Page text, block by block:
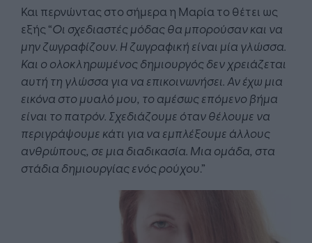
Και περνώντας στο σήμερα η Μαρία το θέτει ως
εξής “Οι σχεδιαστές μόδας θα μπορούσαν και να
μην ζωγραφίζουν. Η ζωγραφική είναι μία γλώσσα.
Και ο ολοκληρωμένος δημιουργός δεν χρειάζεται
αυτή τη γλώσσα για να επικοινωνήσει. Αν έχω μια
εικόνα στο μυαλό μου, το αμέσως επόμενο βήμα
είναι το πατρόν. Σχεδιάζουμε όταν θέλουμε να
περιγράψουμε κάτι για να εμπλέξουμε άλλους
ανθρώπους, σε μια διαδικασία. Μια ομάδα, στα
στάδια δημιουργίας ενός ρούχου.”